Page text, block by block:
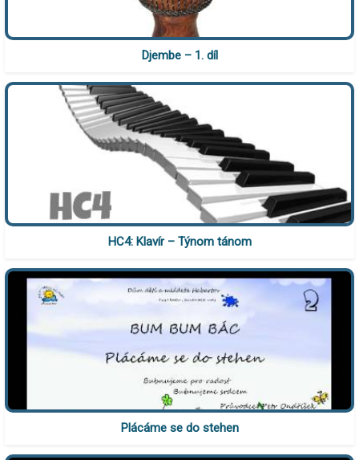
Djembe – 1. díl
HC4: Klavír – Týnom tánom
Plácáme se do stehen